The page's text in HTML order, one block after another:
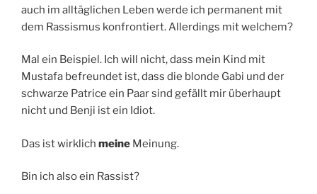
auch im alltäglichen Leben werde ich permanent mit
dem Rassismus konfrontiert. Allerdings mit welchem?
Mal ein Beispiel. Ich will nicht, dass mein Kind mit
Mustafa befreundet ist, dass die blonde Gabi und der
schwarze Patrice ein Paar sind gefällt mir überhaupt
nicht und Benji ist ein Idiot.
Das ist wirklich meine Meinung.
Bin ich also ein Rassist?